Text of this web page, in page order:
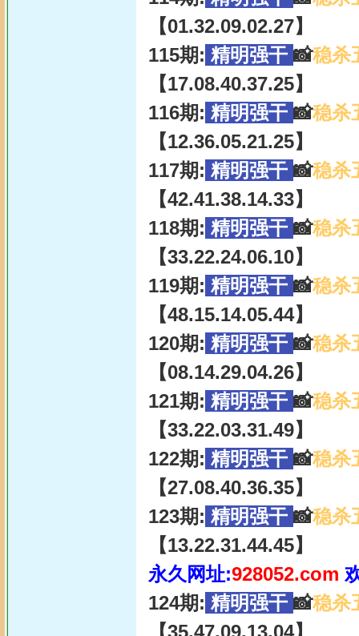
【01.32.09.02.27】
115期: 精明强干 📸稳杀
【17.08.40.37.25】
116期: 精明强干 📸稳杀
【12.36.05.21.25】
117期: 精明强干 📸稳杀
【42.41.38.14.33】
118期: 精明强干 📸稳杀
【33.22.24.06.10】
119期: 精明强干 📸稳杀
【48.15.14.05.44】
120期: 精明强干 📸稳杀
【08.14.29.04.26】
121期: 精明强干 📸稳杀
【33.22.03.31.49】
122期: 精明强干 📸稳杀
【27.08.40.36.35】
123期: 精明强干 📸稳杀
【13.22.31.44.45】
永久网址:928052.com
124期: 精明强干 📸稳杀